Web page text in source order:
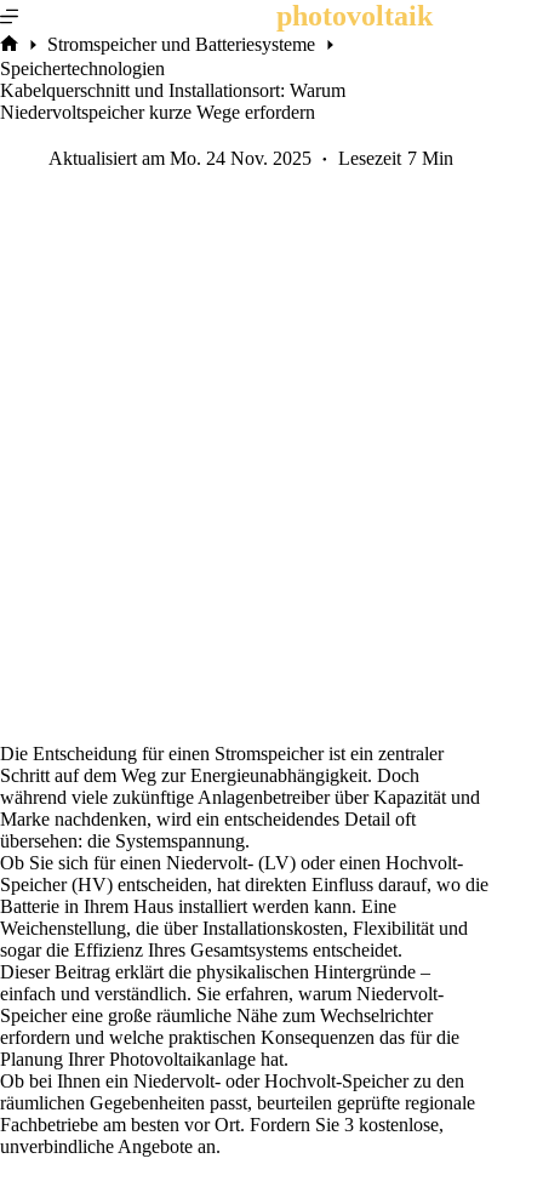
Zum
Inhalt
springen
photovoltaik
Start
Stromspeicher und Batteriesysteme
Speichertechnologien
Kabelquerschnitt und Installationsort: Warum
Niedervoltspeicher kurze Wege erfordern
Aktualisiert am Mo. 24 Nov. 2025 Lesezeit 7 Min
Die Entscheidung für einen Stromspeicher ist ein zentraler
Schritt auf dem Weg zur Energieunabhängigkeit. Doch
während viele zukünftige Anlagenbetreiber über Kapazität und
Marke nachdenken, wird ein entscheidendes Detail oft
übersehen: die Systemspannung.
Ob Sie sich für einen Niedervolt- (LV) oder einen Hochvolt-
Speicher(HV) entscheiden, hat direkten Einfluss darauf, wo die
Batterie in Ihrem Haus installiert werden kann. Eine
Weichenstellung, die über Installationskosten, Flexibilität und
sogar die Effizienz Ihres Gesamtsystems entscheidet.
Dieser Beitrag erklärt die physikalischen Hintergründe –
einfach und verständlich. Sie erfahren, warum Niedervolt-
Speichereine große räumliche Nähe zum Wechselrichter
erfordern und welche praktischen Konsequenzen das für die
Planung IhrerPhotovoltaikanlage hat.
Ob bei Ihnen ein Niedervolt- oder Hochvolt-Speicherzu den
räumlichen Gegebenheiten passt, beurteilen geprüfte regionale
Fachbetriebe am besten vor Ort. Fordern Sie 3 kostenlose,
unverbindliche Angebote an.